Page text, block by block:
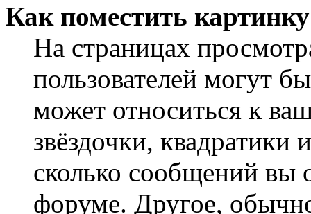
Как поместить
На страницах
пользователей могут
может относиться к
звёздочки,
сколько сообщений вы
форуме. Другое,